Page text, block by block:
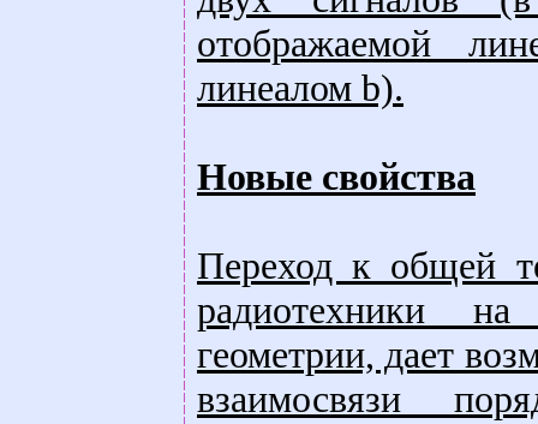
отображаемой
линеалом b).
Новые свойства
Переход к общей
радиотехники на
геометрии, дает
взаимосвязи